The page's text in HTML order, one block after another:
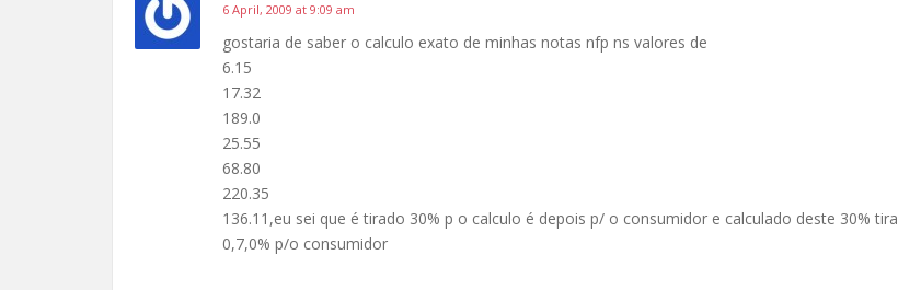
6 April, 2009 at 9:09 am
gostaria de saber o calculo exato de minhas notas nfp ns valores de
6.15
17.32
189.0
25.55
68.80
220.35
136.11,eu sei que é tirado 30% p o calculo é depois p/ o consumidor e calculado deste 30% tira
0,7,0% p/o consumidor